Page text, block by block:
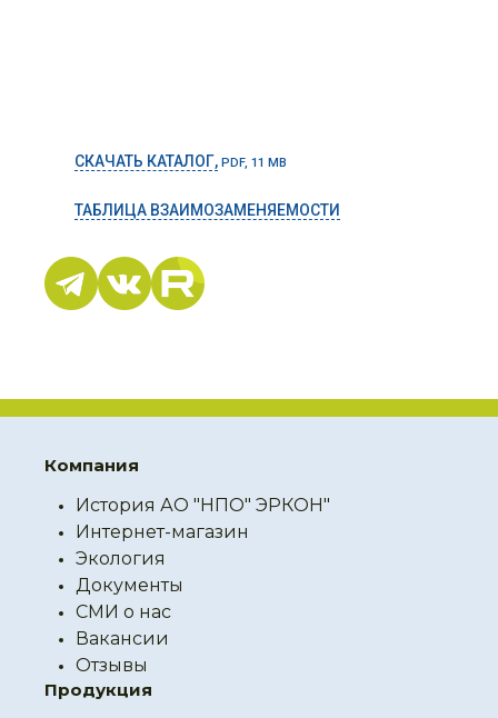
СКАЧАТЬ КАТАЛОГ, PDF, 11 MB
ТАБЛИЦА ВЗАИМОЗАМЕНЯЕМОСТИ
Компания
История АО "НПО" ЭРКОН"
Интернет-магазин
Экология
Документы
СМИ о нас
Вакансии
Отзывы
Продукция